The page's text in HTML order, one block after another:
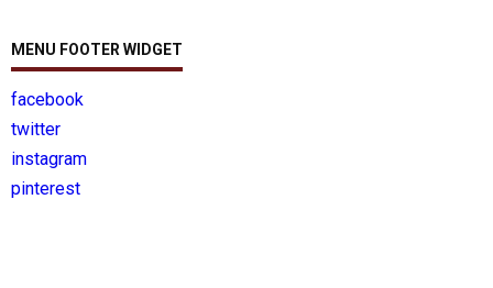
MENU FOOTER WIDGET
facebook
twitter
instagram
pinterest